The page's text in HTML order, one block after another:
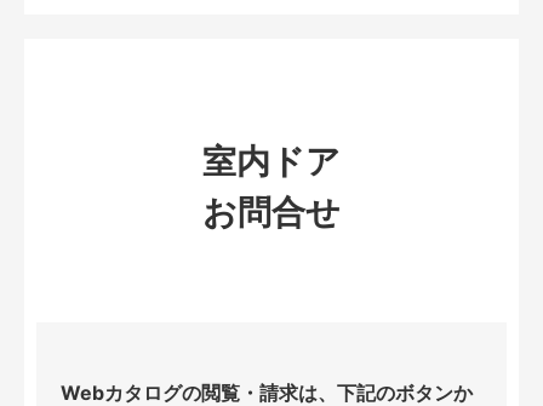
室内ドア
お問合せ
Webカタログの閲覧・請求は、下記のボタンか